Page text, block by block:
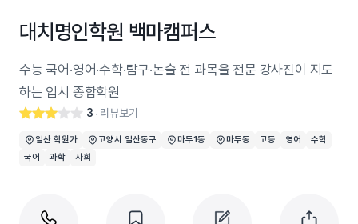
대치명인학원 백마캠퍼스
수능 국어·영어·수학·탐구·논술 전 과목을 전문 강사진이 지도
하는 입시 종합학원
3 ‧ 리뷰보기
일산 학원가 고양시 일산동구 마두1동 마두동 고등 영어
수학
국어
과학 사회